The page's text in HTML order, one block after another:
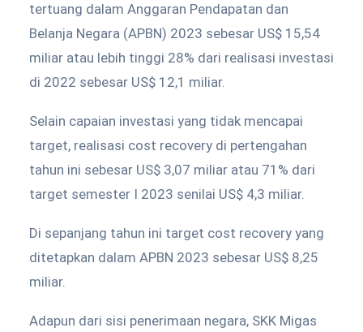
tertuang dalam Anggaran Pendapatan dan
Belanja Negara (APBN) 2023 sebesar US$ 15,54
miliar atau lebih tinggi 28% dari realisasi investasi
di 2022 sebesar US$ 12,1 miliar.
Selain capaian investasi yang tidak mencapai
target, realisasi cost recovery di pertengahan
tahun ini sebesar US$ 3,07 miliar atau 71% dari
target semester I 2023 senilai US$ 4,3 miliar.
Di sepanjang tahun ini target cost recovery yang
ditetapkan dalam APBN 2023 sebesar US$ 8,25
miliar.
Adapun dari sisi penerimaan negara, SKK Migas